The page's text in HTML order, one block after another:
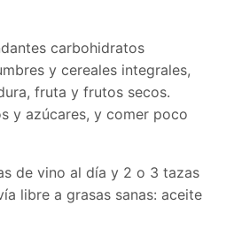
carbohidratos
y cereales integrales,
fruta y frutos secos.
y azúcares, y comer poco
de vino al día y 2 o 3 tazas
libre a grasas sanas: aceite